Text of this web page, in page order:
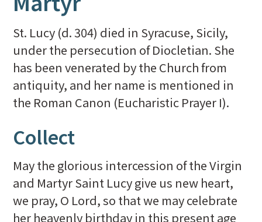
St. Lucy (d. 304) died in Syracuse, Sicily,
under the persecution of Diocletian. She
has been venerated by the Church from
antiquity, and her name is mentioned in
the Roman Canon (Eucharistic Prayer I).
Collect
May the glorious intercession of the Virgin
and Martyr Saint Lucy give us new heart,
we pray, O Lord, so that we may celebrate
her heavenly birthday in this present age